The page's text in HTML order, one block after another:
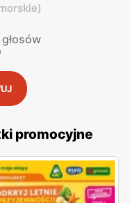
)
promocyjne